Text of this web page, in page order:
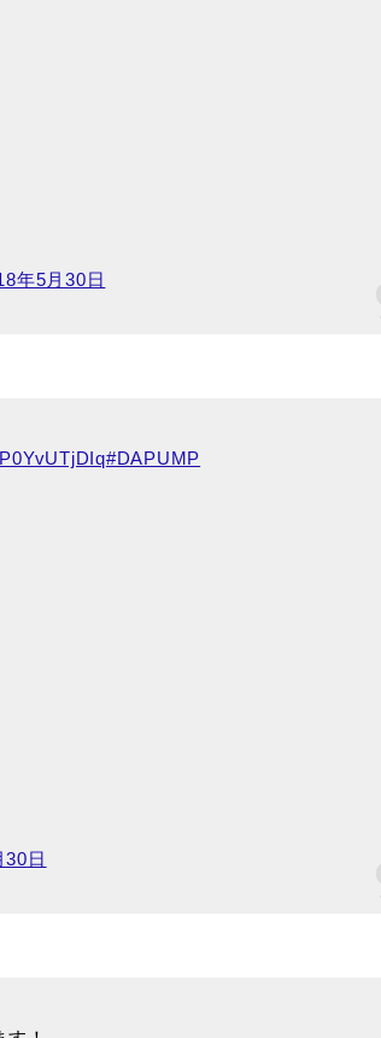
年5月30日
#DAPUMP
30日